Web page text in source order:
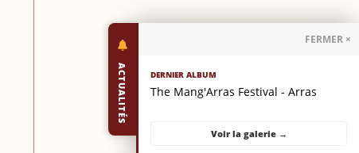
ACTUALITÉS
FERMER ×
DERNIER ALBUM
The Mang'Arras Festival - Arras
Voir la galerie →